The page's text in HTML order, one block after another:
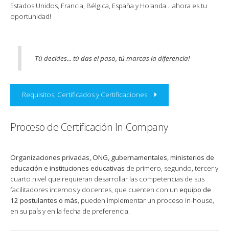
Estados Unidos, Francia, Bélgica, España y Holanda... ahora es tu
oportunidad!
Tú decides... tú das el paso, tú marcas la diferencia!
Requisitos, Certificados y Certificaciones
Proceso de Certificación In-Company
Organizaciones privadas, ONG, gubernamentales, ministerios de
educación e instituciones educativas de primero, segundo, tercer y
cuarto nivel que requieran desarrollar las competencias de sus
facilitadores internos y docentes, que cuenten con un equipo de
12 postulantes o más, pueden implementar un proceso in-house,
en su país y en la fecha de preferencia.